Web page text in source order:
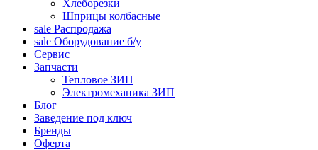
Хлеборезки
Шприцы колбасные
sale Распродажа
sale Оборудование б/у
Сервис
Запчасти
Тепловое ЗИП
Электромеханика ЗИП
Блог
Заведение под ключ
Бренды
Оферта